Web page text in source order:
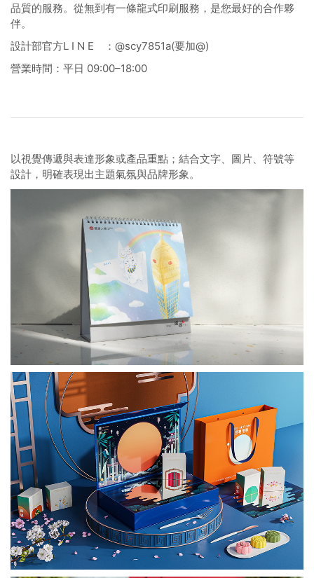
品質的服務。從無到有一條龍式印刷服務，是您最好的合作夥
伴。
設計部官方L I N E ：@scy7851a(要加@)
營業時間：平日 09:00–18:00
以視覺傳遞與表達形象或產品重點；結合文字、圖片、符號等
設計，明確表現出主題氣氛與品牌形象。